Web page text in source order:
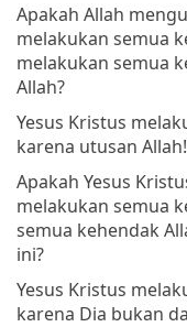
Apakah Allah
melakukan semua
melakukan semua
Allah?
Yesus Kristus
karena utusan Allah!
Apakah Yesus
melakukan semua
semua kehendak
ini?
Yesus Kristus
karena Dia bukan